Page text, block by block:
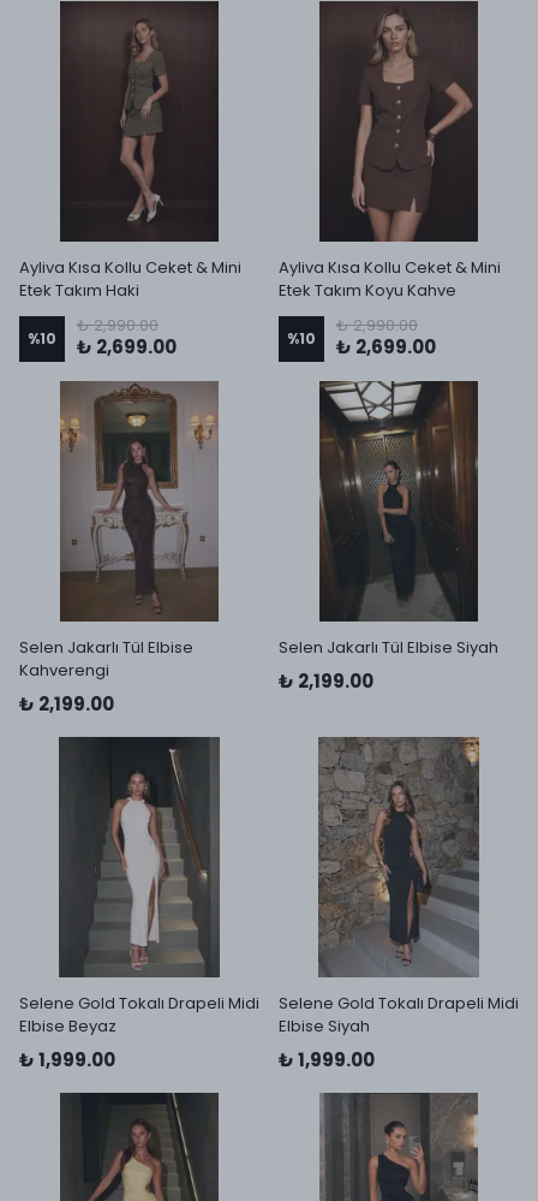
Ayliva Kısa Kollu Ceket & Mini
Etek Takım Haki
%10
₺ 2,990.00
₺ 2,699.00
Ayliva Kısa Kollu Ceket & Mini
Etek Takım Koyu Kahve
%10
₺ 2,990.00
₺ 2,699.00
Selen Jakarlı Tül Elbise
Kahverengi
₺ 2,199.00
Selen Jakarlı Tül Elbise Siyah
₺ 2,199.00
Selene Gold Tokalı Drapeli Midi
Elbise Beyaz
₺ 1,999.00
Selene Gold Tokalı Drapeli Midi
Elbise Siyah
₺ 1,999.00